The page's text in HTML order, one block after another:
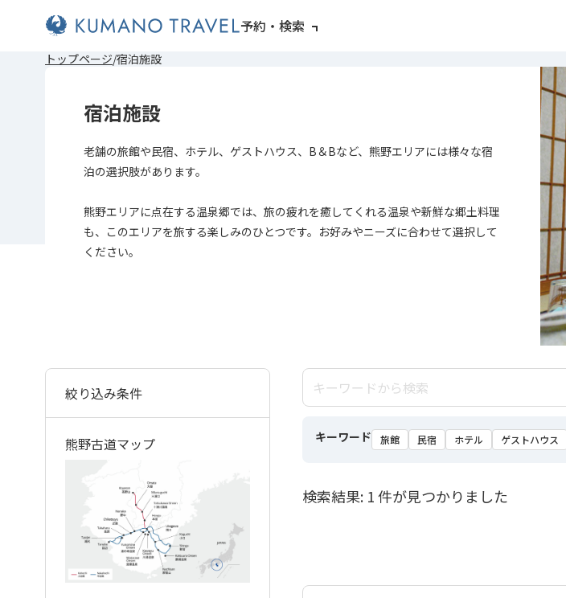
予約・検索
トップページ 宿泊施設
宿泊施設
老舗の旅館や民宿、ホテル、ゲストハウス、B＆Bなど、熊野エリアには様々な宿
泊の選択肢があります。
熊野エリアに点在する温泉郷では、旅の疲れを癒してくれる温泉や新鮮な郷土料理
も、このエリアを旅する楽しみのひとつです。お好みやニーズに合わせて選択して
ください。
キーワード 旅館 民宿 ホテル ゲストハウス
検索結果: 1 件が見つかりました
絞り込み条件
熊野古道マップ